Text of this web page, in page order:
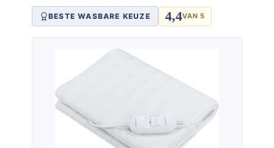
BESTE WASBARE KEUZE 4,4VAN 5